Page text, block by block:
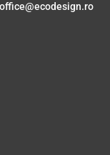
office@ecodesign.ro